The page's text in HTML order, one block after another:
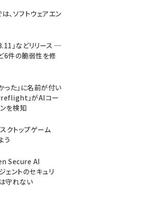
、ソフトウェアエン
」などリリース ─
6件の脆弱性を修
った」に名前が付い
」がAIコー
を検知
スクトップゲーム
う
Secure AI
ェントのセキュリ
守れない